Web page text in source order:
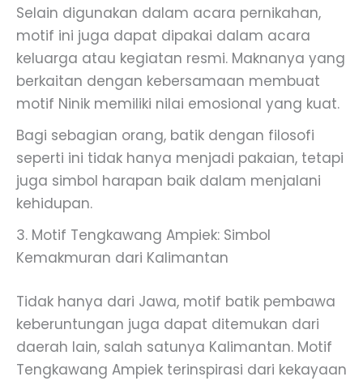
Selain digunakan dalam acara pernikahan,
motif ini juga dapat dipakai dalam acara
keluarga atau kegiatan resmi. Maknanya yang
berkaitan dengan kebersamaan membuat
motif Ninik memiliki nilai emosional yang kuat.
Bagi sebagian orang, batik dengan filosofi
seperti ini tidak hanya menjadi pakaian, tetapi
juga simbol harapan baik dalam menjalani
kehidupan.
3. Motif Tengkawang Ampiek: Simbol
Kemakmuran dari Kalimantan
Tidak hanya dari Jawa, motif batik pembawa
keberuntungan juga dapat ditemukan dari
daerah lain, salah satunya Kalimantan. Motif
Tengkawang Ampiek terinspirasi dari kekayaan